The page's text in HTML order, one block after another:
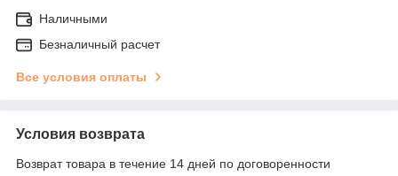
Наличными
Безналичный расчет
Все условия оплаты
Условия возврата
Возврат товара в течение 14 дней по договоренности